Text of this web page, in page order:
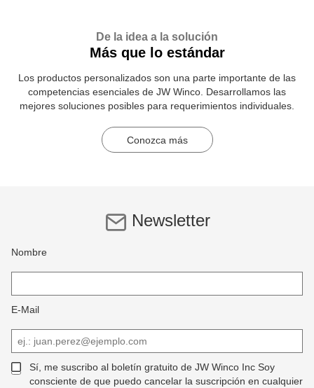
De la idea a la solución
Más que lo estándar
Los productos personalizados son una parte importante de las
competencias esenciales de JW Winco. Desarrollamos las
mejores soluciones posibles para requerimientos individuales.
Conozca más
Newsletter
Nombre
E-Mail
Sí, me suscribo al boletín gratuito de JW Winco Inc Soy
consciente de que puedo cancelar la suscripción en cualquier